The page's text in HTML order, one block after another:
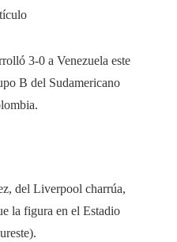
3-0 a Venezuela este
B del Sudamericano
del Liverpool charrúa,
la figura en el Estadio